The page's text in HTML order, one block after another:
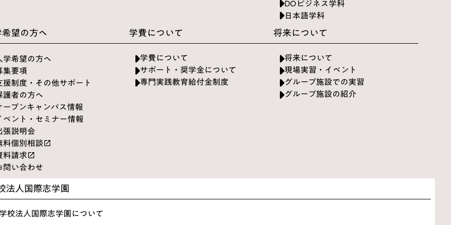
DOビジネス学科
日本語学科
望の方へ
学希望の方へ
集要項
制度・その他サポート
護者の方へ
ープンキャンパス情報
ベント・セミナー情報
張説明会
料個別相談launch
請求launch
問い合わせ
学費について
学費について
サポート・奨学金について
専門実践教育給付金制度
将来について
将来について
現場実習・イベント
グループ施設での実習
グループ施設の紹介
法人国際志学園
校法人国際志学園について